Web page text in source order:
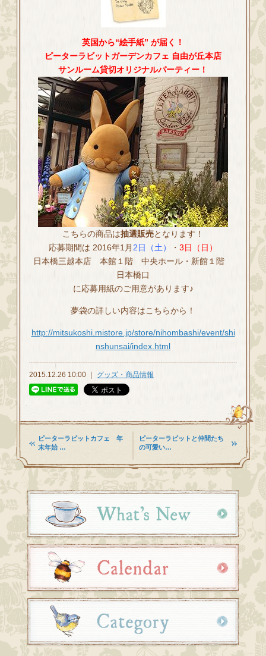
英国から“絵手紙” が届く！
ピーターラビットガーデンカフェ 自由が丘本店
サンルーム貸切オリジナルパーティー！
こちらの商品は抽選販売となります！
応募期間は 2016年1月 2日（土） ・ 3日（日）
日本橋三越本店 本館１階 中央ホール・新館１階
日本橋口
に応募用紙のご用意があります♪
夢袋の詳しい内容はこちらから！
http://mitsukoshi.mistore.jp/store/nihombashi/event/shi
nshunsai/index.html
2015.12.26 10:00 ｜ グッズ・商品情報
ピーターラビットカフェ 年
末年始 …
ピーターラビットと仲間たち
の可愛い…